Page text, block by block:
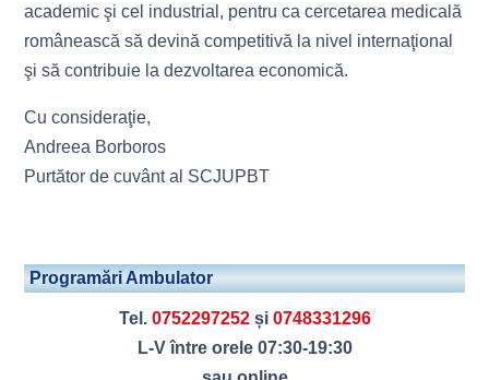
academic şi cel industrial, pentru ca cercetarea medicală
românească să devină competitivă la nivel internaţional
şi să contribuie la dezvoltarea economică.
Cu consideraţie,
Andreea Borboros
Purtător de cuvânt al SCJUPBT
Programări Ambulator
Tel. 0752297252și 0748331296
L-V între orele 07:30-19:30